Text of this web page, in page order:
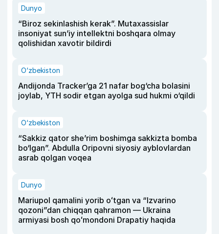
Dunyo
“Biroz sekinlashish kerak”. Mutaxassislar
insoniyat sun’iy intellektni boshqara olmay
qolishidan xavotir bildirdi
O‘zbekiston
Andijonda Tracker’ga 21 nafar bog‘cha bolasini
joylab, YTH sodir etgan ayolga sud hukmi o‘qildi
O‘zbekiston
“Sakkiz qator she’rim boshimga sakkizta bomba
bo‘lgan”. Abdulla Oripovni siyosiy ayblovlardan
asrab qolgan voqea
Dunyo
Mariupol qamalini yorib oʻtgan va “Izvarino
qozoni”dan chiqqan qahramon — Ukraina
armiyasi bosh qoʻmondoni Drapatiy haqida